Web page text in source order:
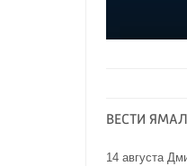
ВЕСТИ ЯМАЛ
14 августа